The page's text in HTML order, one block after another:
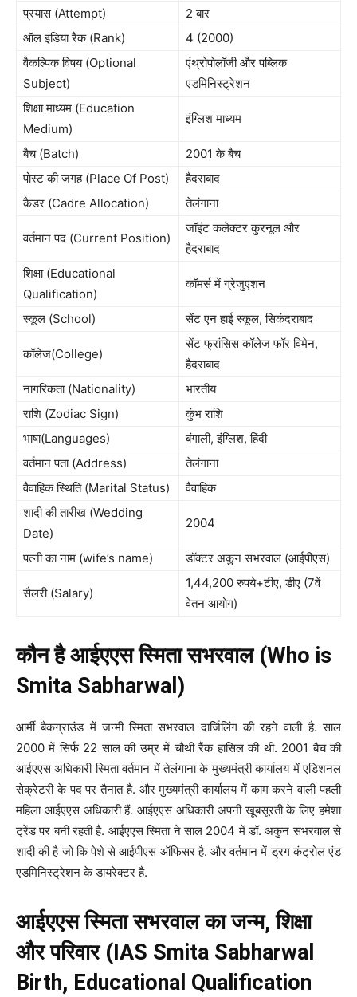
प्रयास (Attempt)
2 बार
ऑल इंडिया रैंक (Rank)
4 (2000)
वैकल्पिक विषय (Optional
Subject)
एंथ्रोपोलॉजी और पब्लिक
एडमिनिस्ट्रेशन
शिक्षा माध्यम (Education
Medium)
इंग्लिश माध्यम
बैच (Batch)
2001 के बैच
पोस्ट की जगह (Place Of Post)
हैदराबाद
कैडर (Cadre Allocation)
तेलंगाना
वर्तमान पद (Current Position)
जॉइंट कलेक्टर कुरनूल और
हैदराबाद
शिक्षा (Educational
Qualification)
कॉमर्स में ग्रेजुएशन
स्कूल (School) सेंट एन हाई स्कूल, सिकंदराबाद
कॉलेज(College)
सेंट फ्रांसिस कॉलेज फॉर विमेन,
हैदराबाद
नागरिकता (Nationality)
भारतीय
राशि (Zodiac Sign)
कुंभ राशि
भाषा(Languages)
बंगाली, इंग्लिश, हिंदी
वर्तमान पता (Address)
तेलंगाना
वैवाहिक स्थिति (Marital Status)
वैवाहिक
शादी की तारीख (Wedding
Date)
2004
पत्नी का नाम (wife’s name) डॉक्‍टर अकुन सभरवाल (आईपीएस)
सैलरी (Salary)
1,44,200 रुपये+टीए, डीए (7वें
वेतन आयोग)
कौन है आईएएस स्मिता सभरवाल (Who is
Smita Sabharwal)
आर्मी बैकग्राउंड में जन्मी स्मिता सभरवाल दार्जिलिंग की रहने वाली है. साल
2000 में सिर्फ 22 साल की उम्र में चौथी रैंक हासिल की थी. 2001 बैच की
आईएएस अधिकारी स्मिता वर्तमान में तेलंगाना के मुख्यमंत्री कार्यालय में एडिशनल
सेक्रेटरी के पद पर तैनात है. और मुख्यमंत्री कार्यालय में काम करने वाली पहली
महिला आईएएस अधिकारी हैं. आईएएस अधिकारी अपनी खूबसूरती के लिए हमेशा
ट्रेंड पर बनी रहती है. आईएएस स्मिता ने साल 2004 में डॉ. अकुन सभरवाल से
शादी की है जो कि पेशे से आईपीएस ऑफिसर है. और वर्तमान में ड्रग कंट्रोल एंड
एडमिनिस्ट्रेशन के डायरेक्टर है.
आईएएस स्मिता सभरवाल का जन्म, शिक्षा
और परिवार (IAS Smita Sabharwal
Birth, Educational Qualification